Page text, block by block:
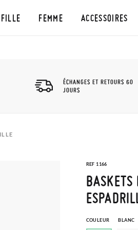
FILLE FEMME ACCESSOIRES
ÉCHANGES ET RETOURS 60
JOURS
REF 1166
BASKETS
COULEUR BLANC